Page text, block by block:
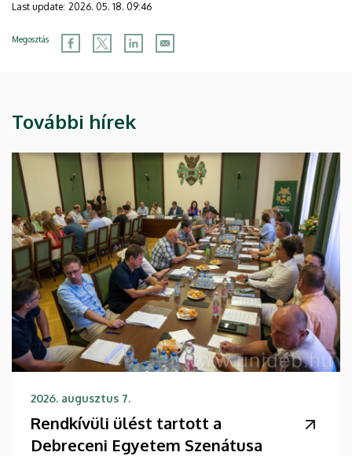
Last update: 2026. 05. 18. 09:46
Megosztás
További hírek
2026. augusztus 7.
Rendkívüli ülést tartott a
Debreceni Egyetem Szenátusa